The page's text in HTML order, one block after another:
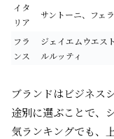
イタ
リア
サントーニ、フェ
フラ
ンス
ジェイエムウエス
ルルッティ
ブランドはビジネス
途別に選ぶことで、
気ランキングでも、